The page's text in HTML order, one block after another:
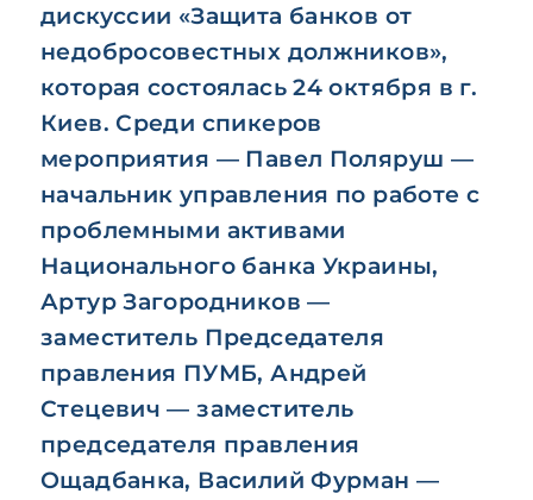
дискуссии «Защита банков от
недобросовестных должников»,
которая состоялась 24 октября в г.
Киев. Среди спикеров
мероприятия — Павел Поляруш —
начальник управления по работе с
проблемными активами
Национального банка Украины,
Артур Загородников —
заместитель Председателя
правления ПУМБ, Андрей
Стецевич — заместитель
председателя правления
Ощадбанка, Василий Фурман —